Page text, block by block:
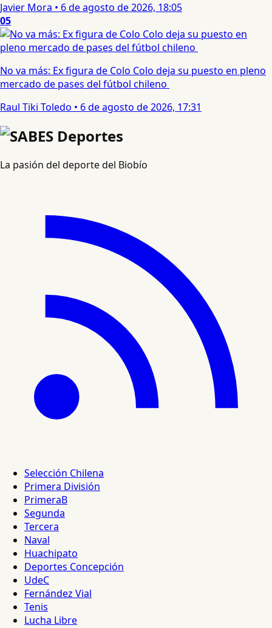
Javier Mora • 6 de agosto de 2026, 18:05
05
No va más: Ex figura de Colo Colo deja su puesto en pleno
mercado de pases del fútbol chileno
Raul Tiki Toledo • 6 de agosto de 2026, 17:31
La pasión del deporte del Biobío
Selección Chilena
Primera División
PrimeraB
Segunda
Tercera
Naval
Huachipato
Deportes Concepción
UdeC
Fernández Vial
Tenis
Lucha Libre